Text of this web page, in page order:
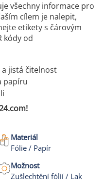
všechny informace pro
cílem je nalepit,
etikety s čárovým
kódy od
jistá čitelnost
papíru
Materiál
Fólie / Papír
Možnost
Zušlechtění fólií / Lak